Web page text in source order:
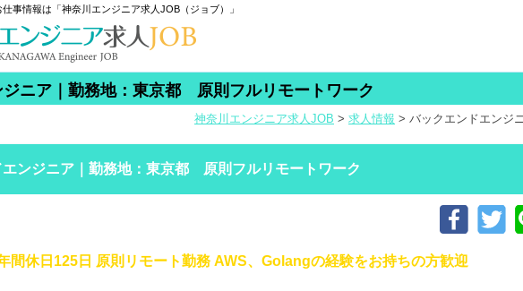
事情報は「神奈川エンジニア求人JOB（ジョブ）」
ジニア｜勤務地：東京都 原則フルリモートワーク
神奈川エンジニア求人JOB > 求人情報 > バックエンドエンジ
エンジニア｜勤務地：東京都 原則フルリモートワーク
間休日125日 原則リモート勤務 AWS、Golangの経験をお持ちの方歓迎